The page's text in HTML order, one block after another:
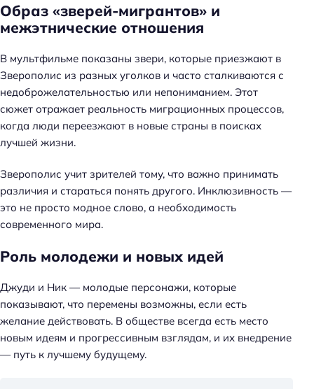
Образ «зверей-мигрантов» и
межэтнические отношения
В мультфильме показаны звери, которые приезжают в
Зверополис из разных уголков и часто сталкиваются с
недоброжелательностью или непониманием. Этот
сюжет отражает реальность миграционных процессов,
когда люди переезжают в новые страны в поисках
лучшей жизни.
Зверополис учит зрителей тому, что важно принимать
различия и стараться понять другого. Инклюзивность —
это не просто модное слово, а необходимость
современного мира.
Роль молодежи и новых идей
Джуди и Ник — молодые персонажи, которые
показывают, что перемены возможны, если есть
желание действовать. В обществе всегда есть место
новым идеям и прогрессивным взглядам, и их внедрение
— путь к лучшему будущему.
Н